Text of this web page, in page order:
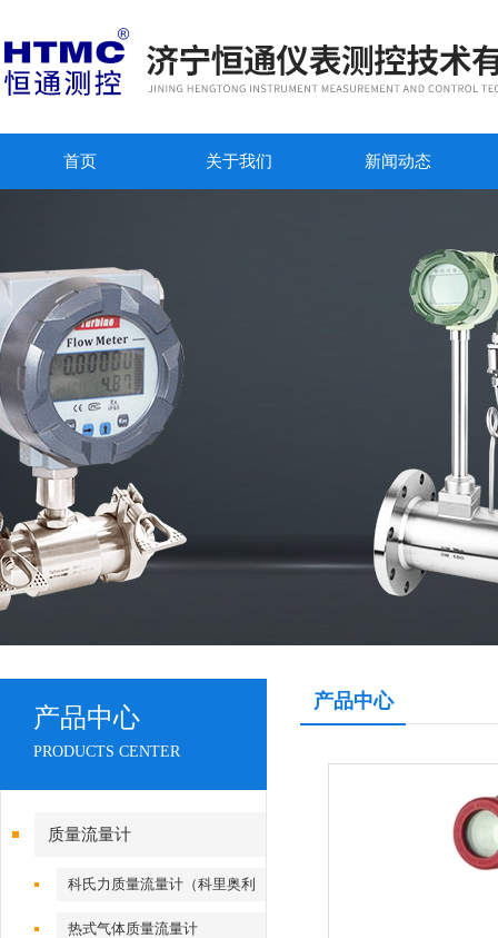
首页 关于我们 新闻动态
产品中心
PRODUCTS CENTER
质量流量计
科氏力质量流量计（科里奥利
流量计）
热式气体质量流量计
产品中心